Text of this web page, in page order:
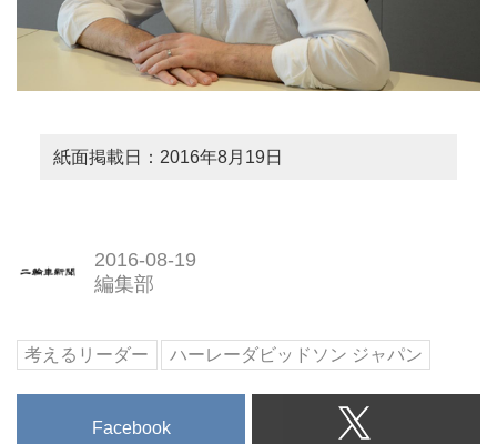
紙面掲載日：2016年8月19日
2016-08-19
編集部
考えるリーダー ハーレーダビッドソン ジャパン
Facebook